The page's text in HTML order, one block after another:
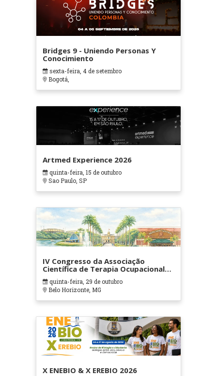
Bridges 9 - Uniendo Personas Y
Conocimiento
sexta-feira, 4 de setembro
Bogotá,
Artmed Experience 2026
quinta-feira, 15 de outubro
Sao Paulo, SP
IV Congresso da Associação
Científica de Terapia Ocupacional
em Contextos Hospitalares e
Cuidados Paliativos - ATOHOSP
quinta-feira, 29 de outubro
Belo Horizonte, MG
X ENEBIO & X EREBIO 2026